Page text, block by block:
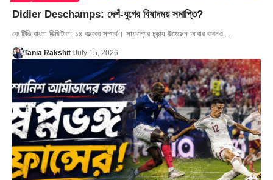
Didier Deschamps: দেশঁ-যুগের বিষাদময় সমাপ্তি?
কে টিভি বাংলা ডিজিটাল: ১৪ বছরের সম্পর্ক। সাফল্যের চূড়ায় উঠেছেন আবার কখনও…
Tania Rakshit July 15, 2026